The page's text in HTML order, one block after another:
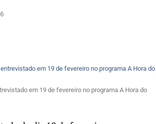
em 19 de fevereiro no programa A Hora do